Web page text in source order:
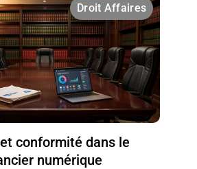
Droit Affaires
conformité dans le
numérique